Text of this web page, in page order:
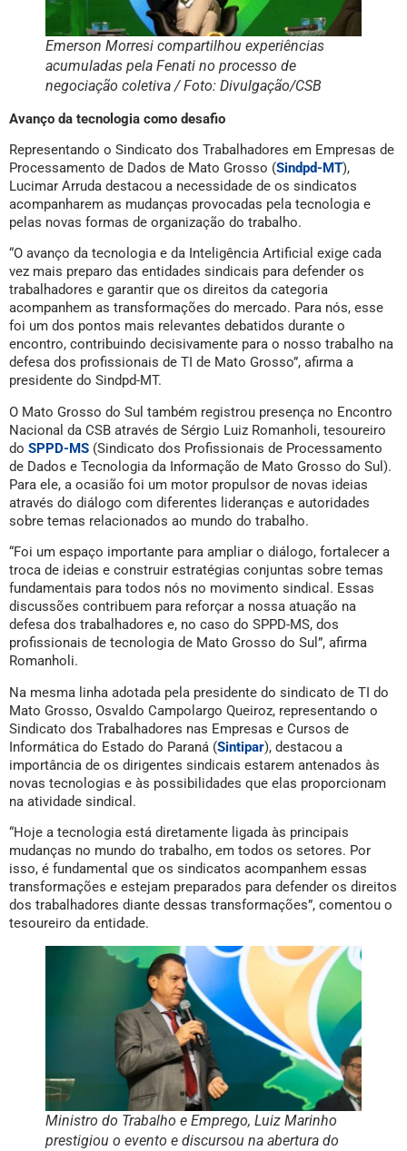
Emerson Morresi compartilhou experiências
acumuladas pela Fenati no processo de
negociação coletiva / Foto: Divulgação/CSB
Avanço da tecnologia como desafio
Representando o Sindicato dos Trabalhadores em Empresas de
Processamento de Dados de Mato Grosso (Sindpd-MT),
Lucimar Arruda destacou a necessidade de os sindicatos
acompanharem as mudanças provocadas pela tecnologia e
pelas novas formas de organização do trabalho.
“O avanço da tecnologia e da Inteligência Artificial exige cada
vez mais preparo das entidades sindicais para defender os
trabalhadores e garantir que os direitos da categoria
acompanhem as transformações do mercado. Para nós, esse
foi um dos pontos mais relevantes debatidos durante o
encontro, contribuindo decisivamente para o nosso trabalho na
defesa dos profissionais de TI de Mato Grosso”, afirma a
presidente do Sindpd-MT.
O Mato Grosso do Sul também registrou presença no Encontro
Nacional da CSB através de Sérgio Luiz Romanholi, tesoureiro
do SPPD-MS (Sindicato dos Profissionais de Processamento
de Dados e Tecnologia da Informação de Mato Grosso do Sul).
Para ele, a ocasião foi um motor propulsor de novas ideias
através do diálogo com diferentes lideranças e autoridades
sobre temas relacionados ao mundo do trabalho.
“Foi um espaço importante para ampliar o diálogo, fortalecer a
troca de ideias e construir estratégias conjuntas sobre temas
fundamentais para todos nós no movimento sindical. Essas
discussões contribuem para reforçar a nossa atuação na
defesa dos trabalhadores e, no caso do SPPD-MS, dos
profissionais de tecnologia de Mato Grosso do Sul”, afirma
Romanholi.
Na mesma linha adotada pela presidente do sindicato de TI do
Mato Grosso, Osvaldo Campolargo Queiroz, representando o
Sindicato dos Trabalhadores nas Empresas e Cursos de
Informática do Estado do Paraná (Sintipar), destacou a
importância de os dirigentes sindicais estarem antenados às
novas tecnologias e às possibilidades que elas proporcionam
na atividade sindical.
“Hoje a tecnologia está diretamente ligada às principais
mudanças no mundo do trabalho, em todos os setores. Por
isso, é fundamental que os sindicatos acompanhem essas
transformações e estejam preparados para defender os direitos
dos trabalhadores diante dessas transformações”, comentou o
tesoureiro da entidade.
Ministro do Trabalho e Emprego, Luiz Marinho
prestigiou o evento e discursou na abertura do